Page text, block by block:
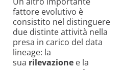
fattore evolutivo è
consistito nel distinguere
due distinte attività nella
presa in carico del data
lineage: la
sua rilevazione e la